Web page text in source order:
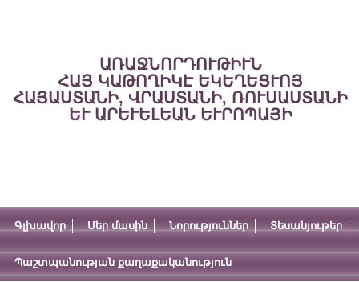
ԱՌԱՋՆՈՐԴՈՒԹԻՒՆ
ՀԱՅ ԿԱԹՈՂԻԿԷ ԵԿԵՂԵՑՒՈՅ
ՀԱՅԱՍՏԱՆԻ, ՎՐԱՍՏԱՆԻ, ՌՈՒՍԱՍՏԱՆԻ
ԵՒ ԱՐԵՒԵԼԵԱՆ ԵՒՐՈՊԱՅԻ
Գլխավոր Մեր մասին Նորություններ Տեսանյութեր
Պաշտպանության քաղաքականություն